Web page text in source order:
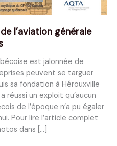
l’aviation générale
est jalonnée de
peuvent se targuer
sa fondation à Hérouxville
réussi un exploit qu’aucun
de l’époque n’a pu égaler
Pour lire l’article complet
dans […]